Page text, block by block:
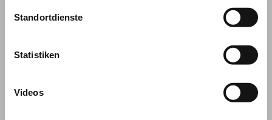
Standortdienste
Statistiken
Videos